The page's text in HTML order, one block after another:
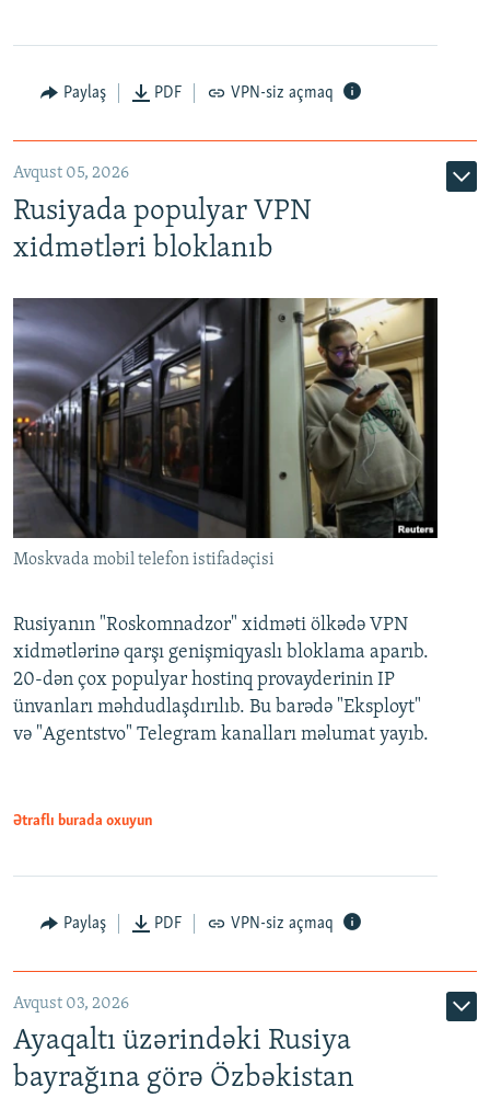
Paylaş PDF VPN-siz açmaq
Avqust 05, 2026
Rusiyada populyar VPN
xidmətləri bloklanıb
Moskvada mobil telefon istifadəçisi
Rusiyanın "Roskomnadzor" xidməti ölkədə VPN
xidmətlərinə qarşı genişmiqyaslı bloklama aparıb.
20-dən çox populyar hostinq provayderinin IP
ünvanları məhdudlaşdırılıb. Bu barədə "Eksployt"
və "Agentstvo" Telegram kanalları məlumat yayıb.
Ətraflı burada oxuyun
Paylaş PDF VPN-siz açmaq
Avqust 03, 2026
Ayaqaltı üzərindəki Rusiya
bayrağına görə Özbəkistan